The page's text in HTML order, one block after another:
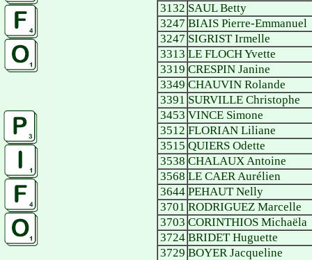
3132 SAUL Betty
3247 BIAIS Pierre-Emmanuel
3247 SIGRIST Irmelle
3313 LE FLOCH Yvette
3319 CRESPIN Janine
3349 CHAUVIN Rolande
3391 SURVILLE Christophe
3453 VINCE Simone
3512 FLORIAN Liliane
3515 QUIERS Odette
3538 CHALAUX Antoine
3568 LE CAER Aurélien
3644 PEHAUT Nelly
3701 RODRIGUEZ Marcelle
3703 CORINTHIOS Michaëla
3724 BRIDET Huguette
3729 BOYER Jacqueline